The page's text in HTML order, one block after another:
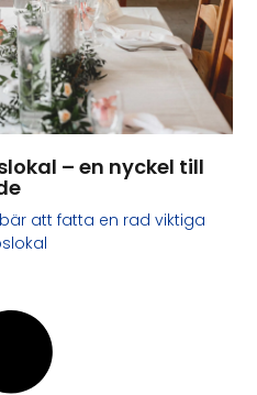
– en nyckel till
att fatta en rad viktiga